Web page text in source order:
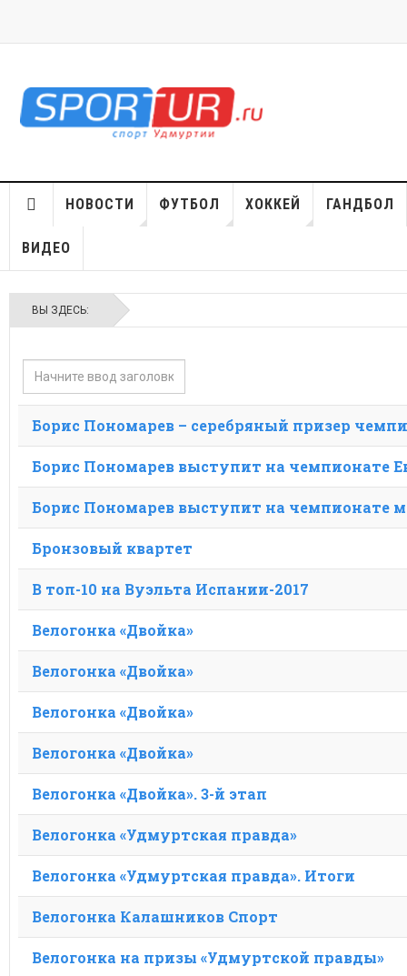
НОВОСТИ ФУТБОЛ ХОККЕЙ ГАНДБОЛ
ВИДЕО
ВЫ ЗДЕСЬ:
Начните
ввод
метки
Борис Пономарев – серебряный призер
Борис Пономарев выступит на чемпионате
Борис Пономарев выступит на чемпионате
Бронзовый квартет
В топ-10 на Вуэльта Испании-2017
Велогонка «Двойка»
Велогонка «Двойка»
Велогонка «Двойка»
Велогонка «Двойка»
Велогонка «Двойка». 3-й этап
Велогонка «Удмуртская правда»
Велогонка «Удмуртская правда». Итоги
Велогонка Калашников Спорт
Велогонка на призы «Удмуртской правды»